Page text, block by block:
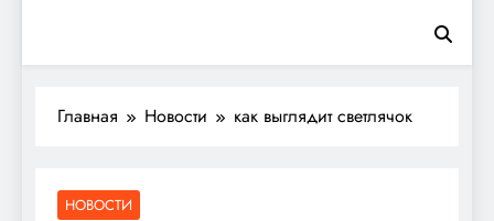
Главная Новости как выглядит светлячок
НОВОСТИ